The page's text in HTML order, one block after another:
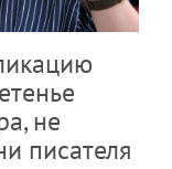
не
писателя